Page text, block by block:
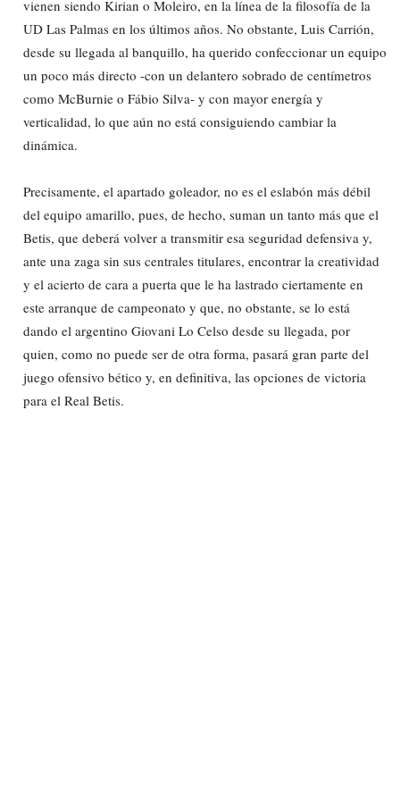
vienen siendo Kirian o Moleiro, en la línea de la filosofía de la
UD Las Palmas en los últimos años. No obstante, Luis Carrión,
desde su llegada al banquillo, ha querido confeccionar un equipo
un poco más directo -con un delantero sobrado de centímetros
como McBurnie o Fábio Silva- y con mayor energía y
verticalidad, lo que aún no está consiguiendo cambiar la
dinámica.
Precisamente, el apartado goleador, no es el eslabón más débil
del equipo amarillo, pues, de hecho, suman un tanto más que el
Betis, que deberá volver a transmitir esa seguridad defensiva y,
ante una zaga sin sus centrales titulares, encontrar la creatividad
y el acierto de cara a puerta que le ha lastrado ciertamente en
este arranque de campeonato y que, no obstante, se lo está
dando el argentino Giovani Lo Celso desde su llegada, por
quien, como no puede ser de otra forma, pasará gran parte del
juego ofensivo bético y, en definitiva, las opciones de victoria
para el Real Betis.